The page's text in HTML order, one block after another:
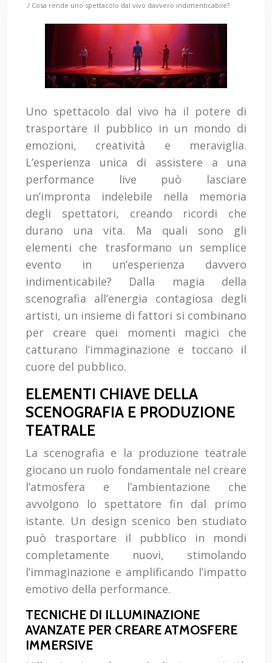
/ Cosa rende uno spettacolo dal vivo davvero indimenticabile?
Uno spettacolo dal vivo ha il potere di
trasportare il pubblico in un mondo di
emozioni, creatività e meraviglia.
L’esperienza unica di assistere a una
performance live può lasciare
un’impronta indelebile nella memoria
degli spettatori, creando ricordi che
durano una vita. Ma quali sono gli
elementi che trasformano un semplice
evento in un’esperienza davvero
indimenticabile? Dalla magia della
scenografia all’energia contagiosa degli
artisti, un insieme di fattori si combinano
per creare quei momenti magici che
catturano l’immaginazione e toccano il
cuore del pubblico.
ELEMENTI CHIAVE DELLA
SCENOGRAFIA E PRODUZIONE
TEATRALE
La scenografia e la produzione teatrale
giocano un ruolo fondamentale nel creare
l’atmosfera e l’ambientazione che
avvolgono lo spettatore fin dal primo
istante. Un design scenico ben studiato
può trasportare il pubblico in mondi
completamente nuovi, stimolando
l’immaginazione e amplificando l’impatto
emotivo della performance.
TECNICHE DI ILLUMINAZIONE
AVANZATE PER CREARE ATMOSFERE
IMMERSIVE